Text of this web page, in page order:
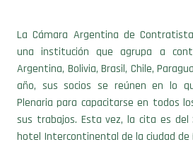
La Cámara Argentina de
una institución que agrupa a
Argentina, Bolivia, Brasil, Chile,
año, sus socios se reúnen en lo
Plenaria para capacitarse en todos
sus trabajos. Esta vez, la cita es
hotel Intercontinental de la ciudad de